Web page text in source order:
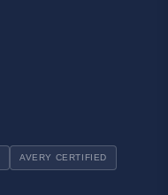
AVERY CERTIFIED